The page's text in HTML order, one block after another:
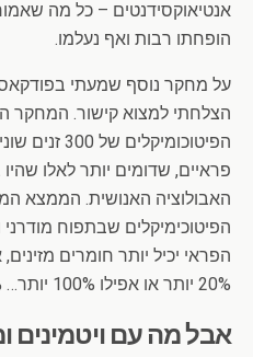
אנטיאוקסידנטים – כל מה
הופחתו רבות ואף נעלמו.
על מחקר נוסף שמעתי
הצלחתי למצוא קישור. המחקר
פראיים, שדומים יותר לאלו
האבולוציה האנושית. הממצא
הפיטוכימיקלים שבתפוח מודרני
הפראי יכיל יותר חומרים
20% יותר או אפילו 100% יותר… 47000% יותר.
אבל מה עם ויטמינים